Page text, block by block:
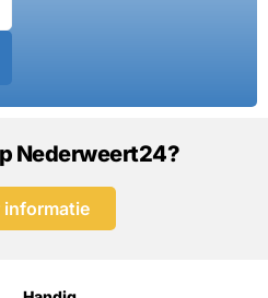
Nederweert24?
informatie